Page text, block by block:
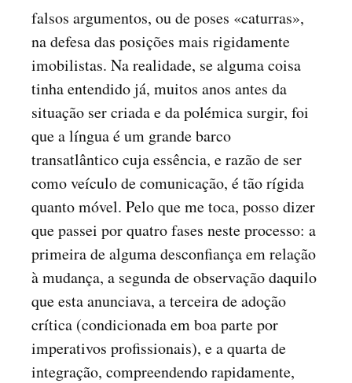
falsos argumentos, ou de poses «caturras»,
na defesa das posições mais rigidamente
imobilistas. Na realidade, se alguma coisa
tinha entendido já, muitos anos antes da
situação ser criada e da polémica surgir, foi
que a língua é um grande barco
transatlântico cuja essência, e razão de ser
como veículo de comunicação, é tão rígida
quanto móvel. Pelo que me toca, posso dizer
que passei por quatro fases neste processo: a
primeira de alguma desconfiança em relação
à mudança, a segunda de observação daquilo
que esta anunciava, a terceira de adoção
crítica (condicionada em boa parte por
imperativos profissionais), e a quarta de
integração, compreendendo rapidamente,